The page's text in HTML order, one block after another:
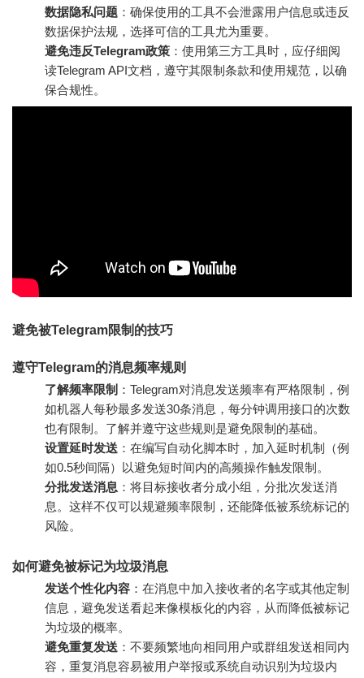
数据隐私问题 ：确保使用的工具不会泄露用户信息或违反
数据保护法规，选择可信的工具尤为重要。
避免违反Telegram政策 ：使用第三方工具时，应仔细阅
读Telegram API文档，遵守其限制条款和使用规范，以确
保合规性。
避免被Telegram限制的技巧
遵守Telegram的消息频率规则
了解频率限制 ：Telegram对消息发送频率有严格限制，例
如机器人每秒最多发送30条消息，每分钟调用接口的次数
也有限制。了解并遵守这些规则是避免限制的基础。
设置延时发送 ：在编写自动化脚本时，加入延时机制（例
如0.5秒间隔）以避免短时间内的高频操作触发限制。
分批发送消息 ：将目标接收者分成小组，分批次发送消
息。这样不仅可以规避频率限制，还能降低被系统标记的
风险。
如何避免被标记为垃圾消息
发送个性化内容 ：在消息中加入接收者的名字或其他定制
信息，避免发送看起来像模板化的内容，从而降低被标记
为垃圾的概率。
避免重复发送 ：不要频繁地向相同用户或群组发送相同内
容，重复消息容易被用户举报或系统自动识别为垃圾内